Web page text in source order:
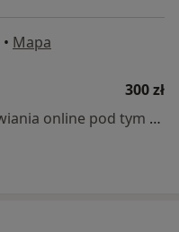
• Mapa
300 zł
Specjalista nie oferuje umawiania online pod tym adresem.